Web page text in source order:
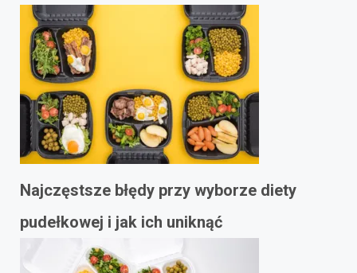
Najczęstsze błędy przy wyborze diety
pudełkowej i jak ich uniknąć